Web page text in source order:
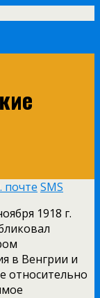
почте SMS
1918 г.
в Венгрии и
относительно